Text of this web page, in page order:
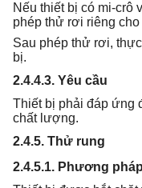
Nếu thiết bị có mi-crô
phép thử rơi riêng cho
Sau phép thử rơi,
bị.
2.4.4.3. Yêu cầu
Thiết bị phải đáp ứng
chất lượng.
2.4.5. Thử rung
2.4.5.1. Phương